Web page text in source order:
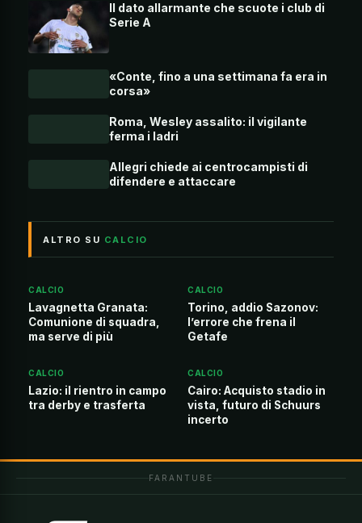
Il dato allarmante che scuote i club di
Serie A
«Conte, fino a una settimana fa era in
corsa»
Roma, Wesley assalito: il vigilante
ferma i ladri
Allegri chiede ai centrocampisti di
difendere e attaccare
ALTRO SU CALCIO
CALCIO
Lavagnetta Granata:
Comunione di squadra,
ma serve di più
CALCIO
Torino, addio Sazonov:
l’errore che frena il
Getafe
CALCIO
Lazio: il rientro in campo
tra derby e trasferta
CALCIO
Cairo: Acquisto stadio in
vista, futuro di Schuurs
incerto
FARANTUBE